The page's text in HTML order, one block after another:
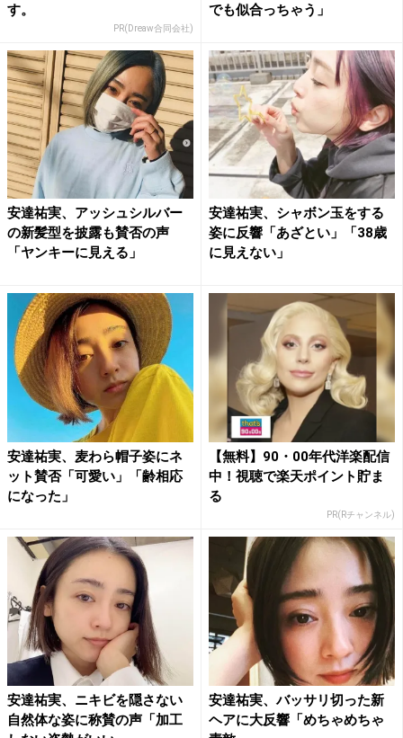
す。
PR(Dreaw合同会社)
でも似合っちゃう」
安達祐実、アッシュシルバー
の新髪型を披露も賛否の声
「ヤンキーに見える」
安達祐実、シャボン玉をする
姿に反響「あざとい」「38歳
に見えない」
安達祐実、麦わら帽子姿にネ
ット賛否「可愛い」「齢相応
になった」
【無料】90・00年代洋楽配信
中！視聴で楽天ポイント貯ま
る
PR(Rチャンネル)
安達祐実、ニキビを隠さない
自然体な姿に称賛の声「加工
安達祐実、バッサリ切った新
ヘアに大反響「めちゃめちゃ